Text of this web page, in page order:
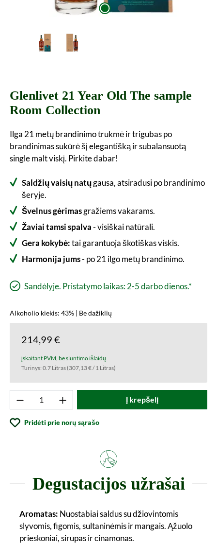
Glenlivet 21 Year Old The sample
Room Collection
Ilga 21 metų brandinimo trukmė ir trigubas po
brandinimas sukūrė šį elegantišką ir subalansuotą
single malt viskį. Pirkite dabar!
Saldžių vaisių natųgausa, atsiradusi po brandinimo
šeryje.
Švelnus gėrimasgražiems vakarams.
Žaviai tamsi spalva- visiškai natūrali.
Gera kokybė:tai garantuoja škotiškas viskis.
Harmonija jums- po 21 ilgo metų brandinimo.
Sandėlyje. Pristatymo laikas: 2-5 darbo dienos.*
Alkoholio kiekis: 43% | Be dažiklių
214,99 €
įskaitant PVM, be siuntimo išlaidų
Turinys: 0.7 Litras(307,13 € / 1 Litras)
Produkto kiekis: Įveskite norimą vertę
Į krepšelį
Pridėti prie norų sąrašo
Degustacijos užrašai
Aromatas: Nuostabiai saldus su džiovintomis
slyvomis, figomis, sultaninėmis ir mangais. Ąžuolo
prieskoniai, sirupas ir cinamonas.